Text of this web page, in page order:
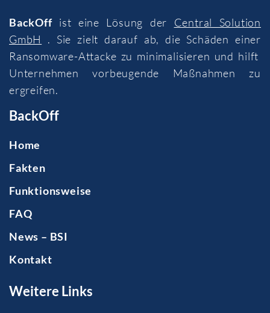
BackOffist eine Lösung der Central Solution
GmbH
. Sie zielt darauf ab, die Schäden einer
Ransomware-Attacke zu minimalisieren und hilft
Unternehmen vorbeugende Maßnahmen zu
ergreifen.
BackOff
Home
Fakten
Funktionsweise
FAQ
News – BSI
Kontakt
Weitere Links